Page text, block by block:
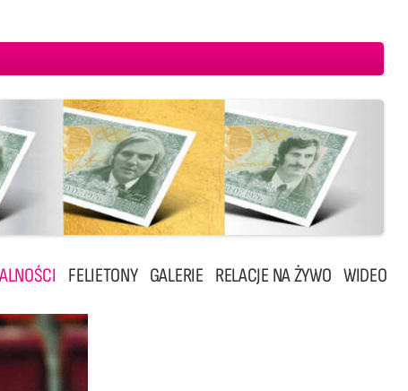
FELIETONY GALERIE RELACJE NA ŻYWO WIDEO